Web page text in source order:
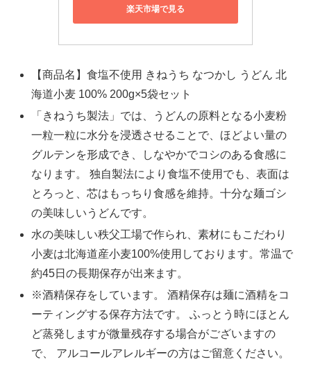
楽天市場で見る
【商品名】食塩不使用 きねうち なつかし うどん 北
海道小麦 100% 200g×5袋セット
「きねうち製法」では、うどんの原料となる小麦粉
一粒一粒に水分を浸透させることで、ほどよい量の
グルテンを形成でき、しなやかでコシのある食感に
なります。 独自製法により食塩不使用でも、表面は
とろっと、芯はもっちり食感を維持。十分な麺ゴシ
の美味しいうどんです。
水の美味しい秩父工場で作られ、素材にもこだわり
小麦は北海道産小麦100%使用しております。常温で
約45日の長期保存が出来ます。
※酒精保存をしています。 酒精保存は麺に酒精をコ
ーティングする保存方法です。 ふっとう時にほとん
ど蒸発しますが微量残存する場合がございますの
で、 アルコールアレルギーの方はご留意ください。